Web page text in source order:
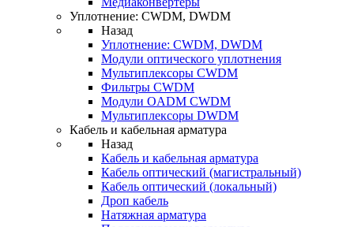
Уплотнение: CWDM, DWDM
Назад
Уплотнение: CWDM, DWDM
Модули оптического уплотнения
Мультиплексоры CWDM
Фильтры CWDM
Модули OADM CWDM
Мультиплексоры DWDM
Кабель и кабельная арматура
Назад
Кабель и кабельная арматура
Кабель оптический (магистральный)
Кабель оптический (локальный)
Дроп кабель
Натяжная арматура